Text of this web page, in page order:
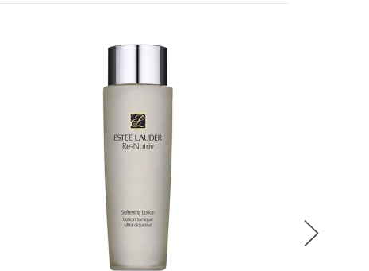
費者感到吸收迅速 (11)通過敏感肌膚測試。亞洲女
發現，肌膚晝夜節律是關鍵。自然節律促使肌膚日間
膠原自生水平下降，老化跡象開始顯現。 因此我們提
肌膚晝夜節律？雅詩蘭黛蛋白，6千萬種胜肽組合研
我修護力。維持肌膚健康強韌、飆速年輕，全方位
用。含有獨家專利成份三肽-32的特潤超導全方位修
鍵。特潤超導全方位修護露，超越更好由妳主導，
經35位39-65歲的亞洲女性立即使用產品後
經23位19-58歲的亞洲女性使用產品2小時後臨床評
39-65歲的亞洲女性每天使用2次產品，三週後臨床